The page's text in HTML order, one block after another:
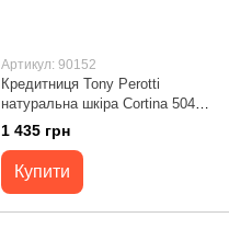
Артикул: 90152
Кредитниця Tony Perotti
натуральна шкіра Cortina 5045
moro (90152) Коричнева
1 435 грн
Купити